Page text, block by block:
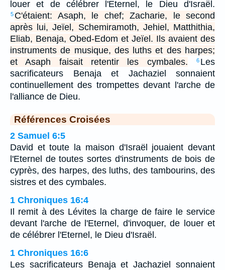
louer et de célébrer l'Eternel, le Dieu d'Israël.
5 C'étaient: Asaph, le chef; Zacharie, le second
après lui, Jeïel, Schemiramoth, Jehiel, Matthithia,
Eliab, Benaja, Obed-Edom et Jeïel. Ils avaient des
instruments de musique, des luths et des harpes;
et Asaph faisait retentir les cymbales.
6 Les
sacrificateurs Benaja et Jachaziel sonnaient
continuellement des trompettes devant l'arche de
l'alliance de Dieu.
Références Croisées
2 Samuel 6:5
David et toute la maison d'Israël jouaient devant
l'Eternel de toutes sortes d'instruments de bois de
cyprès, des harpes, des luths, des tambourins, des
sistres et des cymbales.
1 Chroniques 16:4
Il remit à des Lévites la charge de faire le service
devant l'arche de l'Eternel, d'invoquer, de louer et
de célébrer l'Eternel, le Dieu d'Israël.
1 Chroniques 16:6
Les sacrificateurs Benaja et Jachaziel sonnaient